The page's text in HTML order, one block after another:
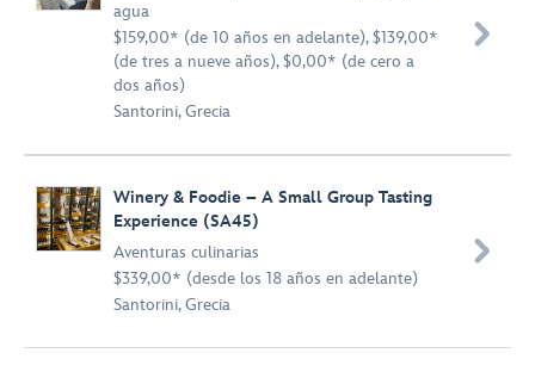
agua
$159,00* (de 10 años en adelante), $139,00*
(de tres a nueve años), $0,00* (de cero a
dos años)
Santorini, Grecia

Winery & Foodie – A Small Group Tasting
Experience (SA45)
Aventuras culinarias
$339,00* (desde los 18 años en adelante)
Santorini, Grecia
